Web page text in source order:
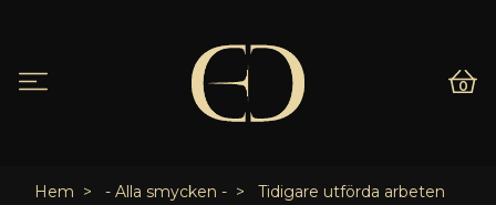
0
Hem - Alla smycken -
Tidigare utförda arbeten